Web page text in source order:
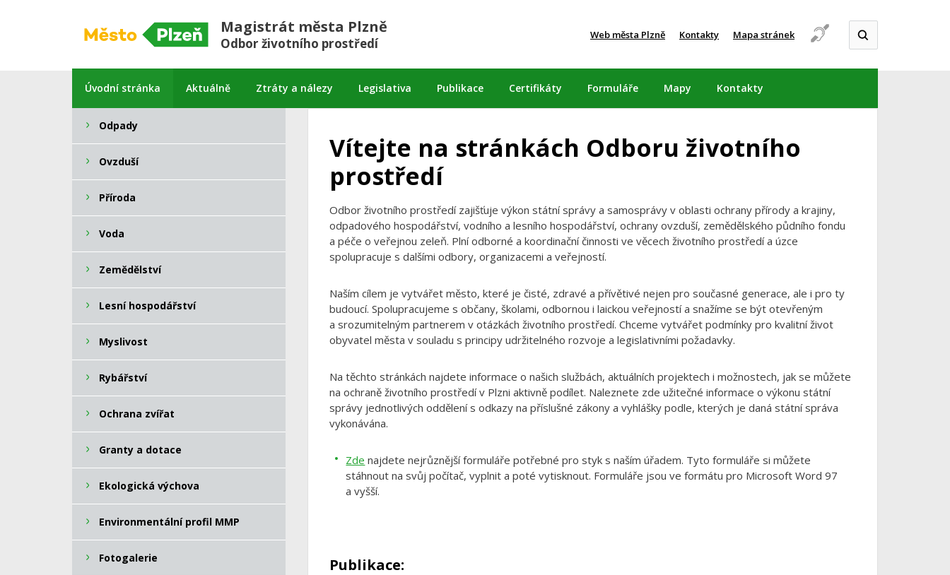
Magistrát města Plzně
Odbor životního prostředí
Web města Plzně Kontakty Mapa stránek
Úvodní stránka Aktuálně Ztráty a nálezy Legislativa Publikace Certifikáty Formuláře Mapy Kontakty
Vítejte na stránkách Odboru životního
prostředí
Odbor životního prostředí zajišťuje výkon státní správy a samosprávy v oblasti ochrany přírody a krajiny,
odpadového hospodářství, vodního a lesního hospodářství, ochrany ovzduší, zemědělského půdního fondu
a péče o veřejnou zeleň. Plní odborné a koordinační činnosti ve věcech životního prostředí a úzce
spolupracuje s dalšími odbory, organizacemi a veřejností.
Naším cílem je vytvářet město, které je čisté, zdravé a přívětivé nejen pro současné generace, ale i pro ty
budoucí. Spolupracujeme s občany, školami, odbornou i laickou veřejností a snažíme se být otevřeným
a srozumitelným partnerem v otázkách životního prostředí. Chceme vytvářet podmínky pro kvalitní život
obyvatel města v souladu s principy udržitelného rozvoje a legislativními požadavky.
Na těchto stránkách najdete informace o našich službách, aktuálních projektech i možnostech, jak se můžete
na ochraně životního prostředí v Plzni aktivně podílet. Naleznete zde užitečné informace o výkonu státní
správy jednotlivých oddělení s odkazy na příslušné zákony a vyhlášky podle, kterých je daná státní správa
vykonávána.
Zde najdete nejrůznější formuláře potřebné pro styk s naším úřadem. Tyto formuláře si můžete
stáhnout na svůj počítač, vyplnit a poté vytisknout. Formuláře jsou ve formátu pro Microsoft Word 97
a vyšší.
Publikace:
Odpady
Ovzduší
Příroda
Voda
Zemědělství
Lesní hospodářství
Myslivost
Rybářství
Ochrana zvířat
Granty a dotace
Ekologická výchova
Environmentální profil MMP
Fotogalerie